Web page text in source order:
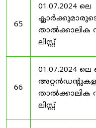
65
01.07.2024 ലെ
താൽക്കാലിക
ലിസ്റ്റ്
66
01.07.2024
താൽക്കാലിക
ലിസ്റ്റ്